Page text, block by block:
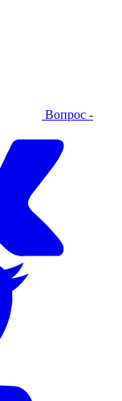
Вопрос -